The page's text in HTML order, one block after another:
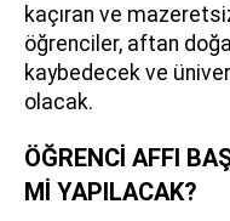
kaçıran ve
öğrenciler, aftan
kaybedecek ve
olacak.
ÖĞRENCİ AFFI
Mİ YAPILACAK?